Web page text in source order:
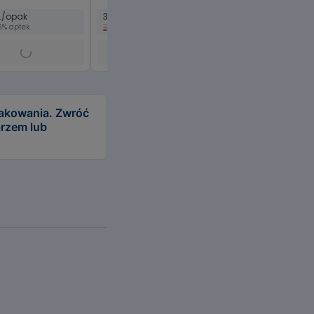
opak
aptek
30 saszetek
Zwróć
lub